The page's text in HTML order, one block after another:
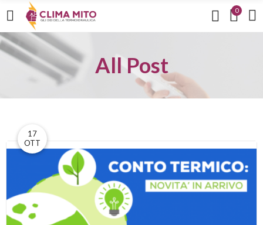
0
All Post
17
OTT